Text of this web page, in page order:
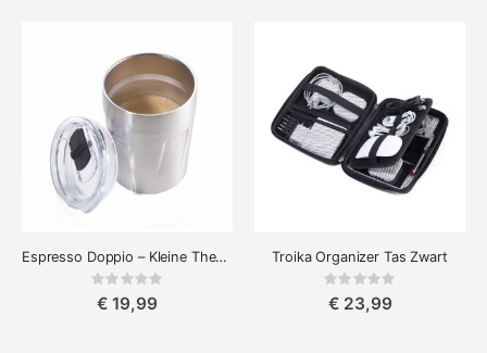
Espresso Doppio – Kleine Thermosbeker
Rating:
€ 19,99
Troika Organizer Tas Zwart
Rating:
€ 23,99